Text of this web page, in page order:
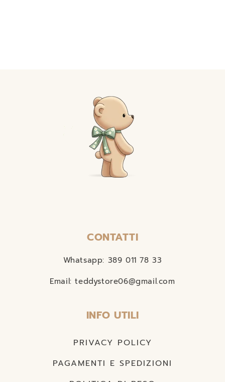
CONTATTI
Whatsapp: 389 011 78 33
Email: teddystore06@gmail.com
INFO UTILI
PRIVACY POLICY
PAGAMENTI E SPEDIZIONI